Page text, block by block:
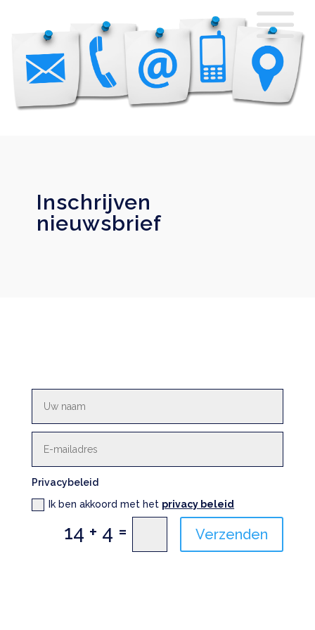
Inschrijven
nieuwsbrief
Privacybeleid
Ik ben akkoord met het privacy beleid
14 + 4 = Verzenden